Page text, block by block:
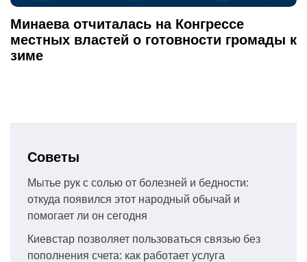
Минаева отчиталась на Конгрессе
местных властей о готовности громады к
зиме
Советы
Мытье рук с солью от болезней и бедности:
откуда появился этот народный обычай и
помогает ли он сегодня
Киевстар позволяет пользоваться связью без
пополнения счета: как работает услуга